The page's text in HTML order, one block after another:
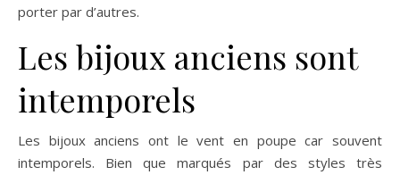
porter par d’autres.
Les bijoux anciens sont
intemporels
Les bijoux anciens ont le vent en poupe car souvent
intemporels. Bien que marqués par des styles très